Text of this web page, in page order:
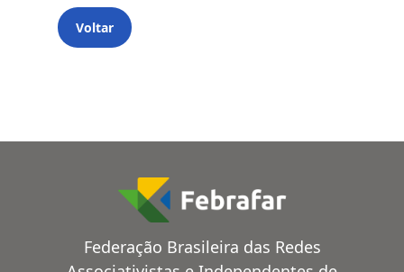
Voltar
Federação Brasileira das Redes